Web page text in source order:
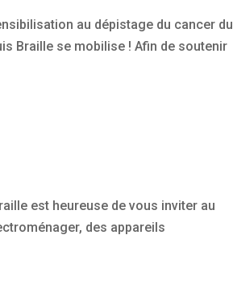
au dépistage du cancer du
Braille se mobilise ! Afin de soutenir
est heureuse de vous inviter au
des appareils